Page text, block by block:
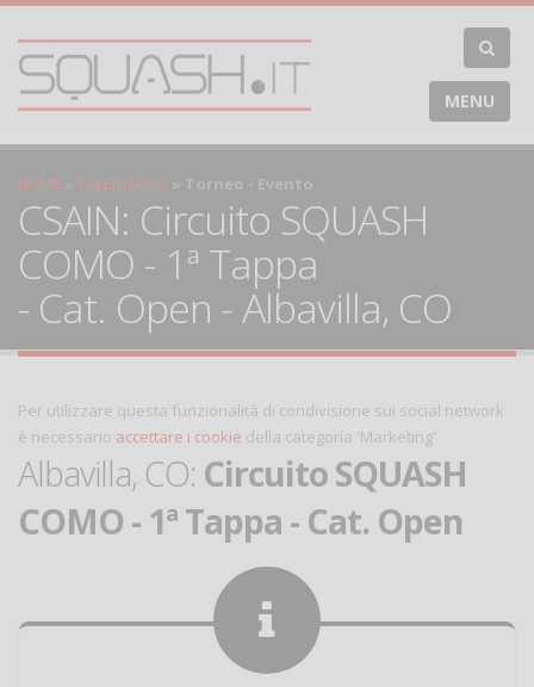
MENU
HOME CALENDARIO Torneo - Evento
CSAIN: Circuito SQUASH
COMO - 1ª Tappa
- Cat. Open - Albavilla, CO
Per utilizzare questa funzionalità di condivisione sui social network
è necessario accettare i cookie della categoria 'Marketing'
Albavilla, CO: Circuito SQUASH
COMO - 1ª Tappa - Cat. Open